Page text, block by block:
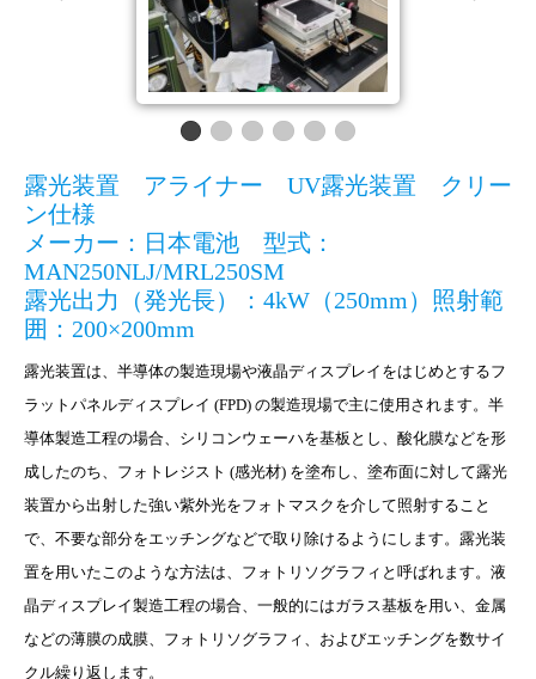
露光装置 アライナー UV露光装置 クリー
ン仕様
メーカー：日本電池 型式：
MAN250NLJ/MRL250SM
露光出力（発光長）：4kW（250mm）照射範
囲：200×200mm
露光装置は、半導体の製造現場や液晶ディスプレイをはじめとするフ
ラットパネルディスプレイ (FPD) の製造現場で主に使用されます。半
導体製造工程の場合、シリコンウェーハを基板とし、酸化膜などを形
成したのち、フォトレジスト (感光材) を塗布し、塗布面に対して露光
装置から出射した強い紫外光をフォトマスクを介して照射すること
で、不要な部分をエッチングなどで取り除けるようにします。露光装
置を用いたこのような方法は、フォトリソグラフィと呼ばれます。液
晶ディスプレイ製造工程の場合、一般的にはガラス基板を用い、金属
などの薄膜の成膜、フォトリソグラフィ、およびエッチングを数サイ
クル繰り返します。